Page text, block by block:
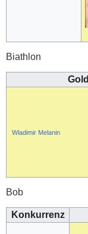
Biathlon
Gold
Wladimir Melanin
Bob
Konkurrenz